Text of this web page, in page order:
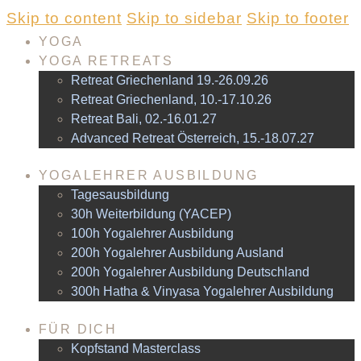
Skip to content Skip to sidebar Skip to footer
YOGA
YOGA RETREATS
Retreat Griechenland 19.-26.09.26
Retreat Griechenland, 10.-17.10.26
Retreat Bali, 02.-16.01.27
Advanced Retreat Österreich, 15.-18.07.27
YOGALEHRER AUSBILDUNG
Tagesausbildung
30h Weiterbildung (YACEP)
100h Yogalehrer Ausbildung
200h Yogalehrer Ausbildung Ausland
200h Yogalehrer Ausbildung Deutschland
300h Hatha & Vinyasa Yogalehrer Ausbildung
FÜR DICH
Kopfstand Masterclass